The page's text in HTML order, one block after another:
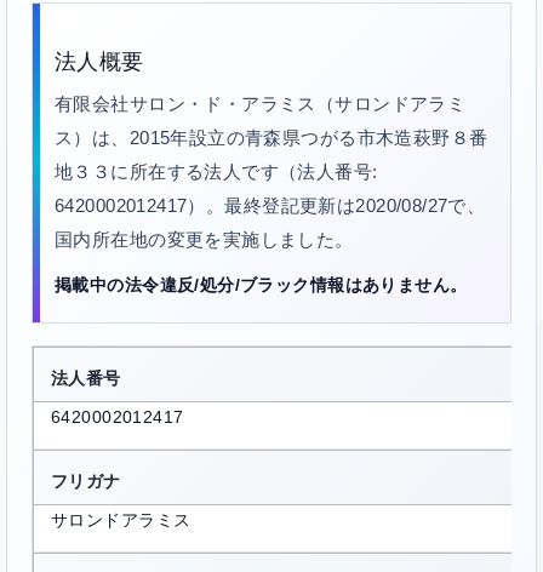
法人概要
有限会社サロン・ド・アラミス（サロンドアラミ
ス）は、2015年設立の青森県つがる市木造萩野８番
地３３に所在する法人です（法人番号:
6420002012417）。最終登記更新は2020/08/27で、
国内所在地の変更を実施しました。
掲載中の法令違反/処分/ブラック情報はありません。
法人番号
6420002012417
フリガナ
サロンドアラミス